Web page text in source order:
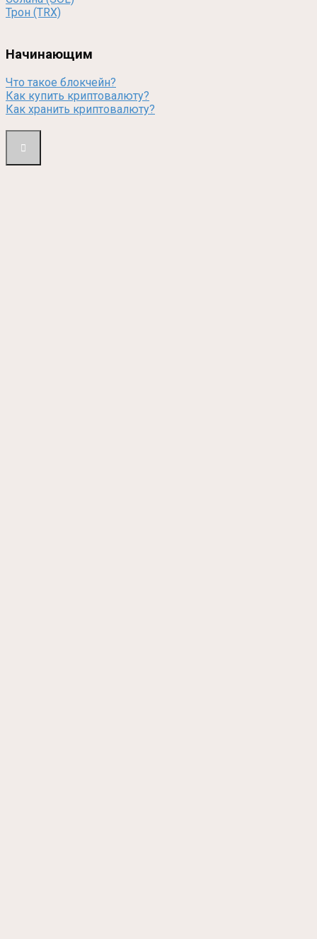
Трон (TRX)
Начинающим
Что такое блокчейн?
Как купить криптовалюту?
Как хранить криптовалюту?